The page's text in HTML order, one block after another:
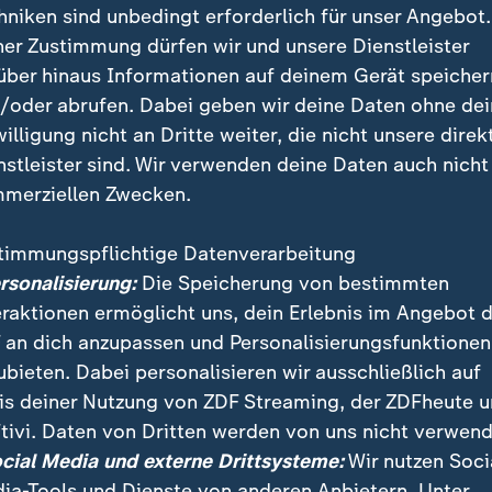
ist für den FC Southampton ausgeträumt.
von den Play-Offs disqualifiziert.
sind unbedingt erforderlich für unser
Zustimmung dürfen wir und unsere Dienstleister
hinaus Informationen auf deinem Gerät
oder abrufen. Dabei geben wir deine Daten ohne
nicht an Dritte weiter, die nicht unsere
sind. Wir verwenden deine Daten auch nicht
Zwecken.
Datenverarbeitung
Die Speicherung von bestimmten
ermöglicht uns, dein Erlebnis im Angebot
an dich anzupassen und Personalisierungsfunktionen
Dabei personalisieren wir ausschließlich auf
deiner Nutzung von ZDF Streaming, der ZDFheute
Daten von Dritten werden von uns nicht
Media und externe Drittsysteme:Wir nutzen